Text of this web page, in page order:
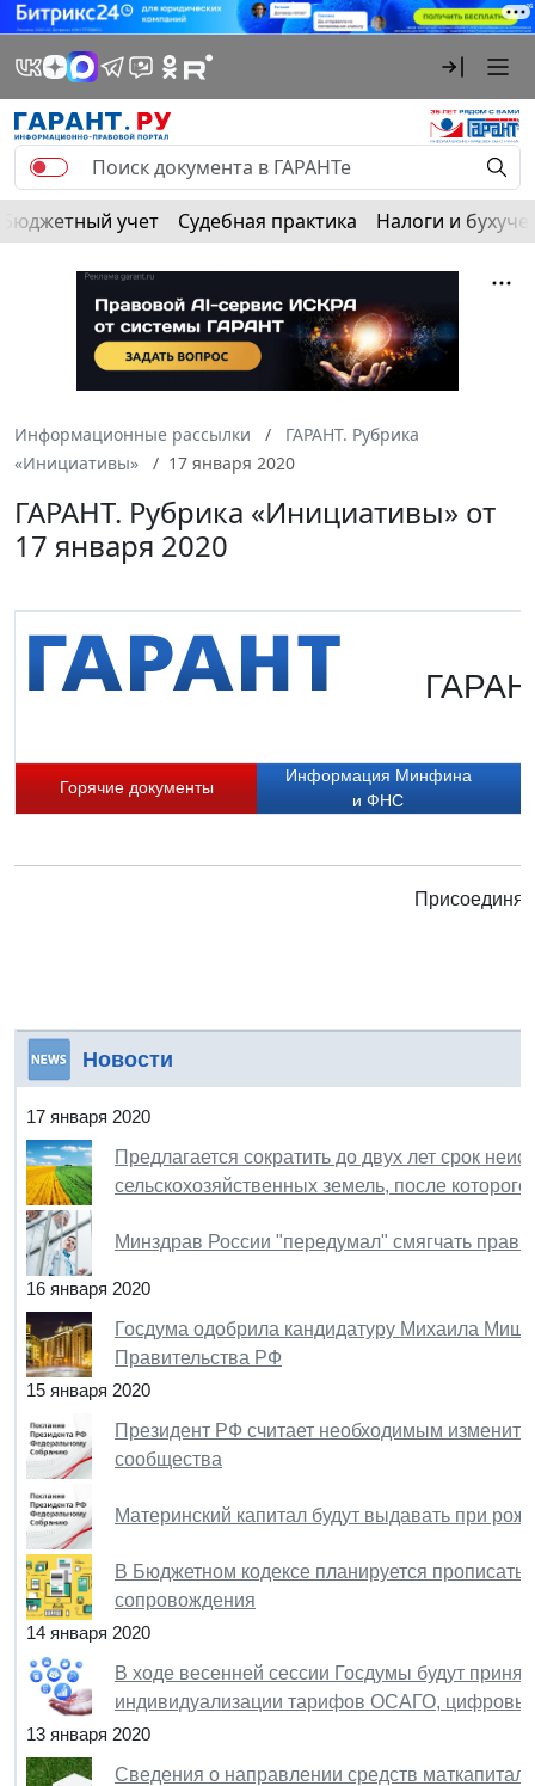
Бюджетный учет Судебная практика Налоги и
Информационные рассылки
ГАРАНТ. Рубрика
«Инициативы»
17 января 2020
ГАРАНТ. Рубрика «Инициативы» от
17 января 2020
Горячие документы
Информация Минфина
и ФНС
Новости
17 января 2020
Предлагается сократить до двух лет срок
сельскохозяйственных земель, после
Минздрав России "передумал" смягчать
16 января 2020
Госдума одобрила кандидатуру Михаила
Правительства РФ
15 января 2020
Президент РФ считает необходимым
сообщества
Материнский капитал будут выдавать при
В Бюджетном кодексе планируется
сопровождения
14 января 2020
В ходе весенней сессии Госдумы будут
индивидуализации тарифов ОСАГО,
13 января 2020
Сведения о направлении средств